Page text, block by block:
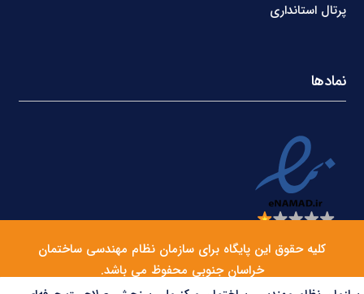
پرتال استانداری
نمادها
کلیه حقوق این پایگاه برای سازمان نظام مهندسی ساختمان
خراسان جنوبی محفوظ می باشد.